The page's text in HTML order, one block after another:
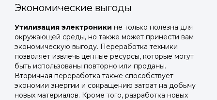
Экономические выгоды
Утилизация электроники не только полезна для
окружающей среды, но также может принести вам
экономическую выгоду. Переработка техники
позволяет извлечь ценные ресурсы, которые могут
быть использованы повторно или проданы.
Вторичная переработка также способствует
экономии энергии и сокращению затрат на добычу
новых материалов. Кроме того, разработка новых